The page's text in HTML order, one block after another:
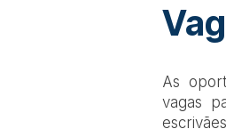
As
vagas